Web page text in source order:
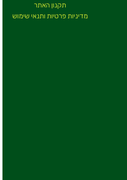
תקנון האתר
מדיניות פרטיות ותנאי שימוש